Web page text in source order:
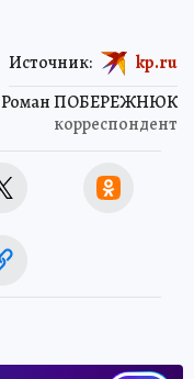
Роман ПОБЕРЕЖНЮК
корреспондент
Источник: kp.ru